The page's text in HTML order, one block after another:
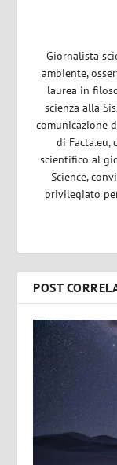
Giornalista
ambiente,
laurea in
scienza alla
comunicazione
di
scientifico al
Science,
privilegiato
POST